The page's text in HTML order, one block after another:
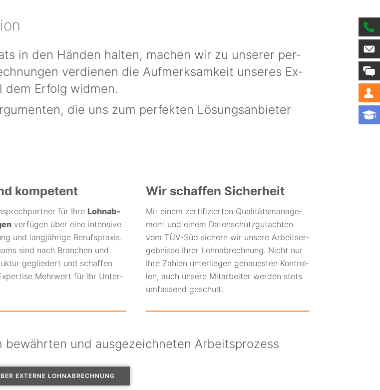
in den Händen halten, machen wir zu unserer per­
ver­dienen die Auf­merk­sam­keit unseres Ex­
dem Er­folg widmen.
die uns zum per­fekten Lösungs­an­bieter
kompetent
für Ihre Lohn­­ab­
ver­fügen über eine intensive
und lang­­jährige Berufs­­praxis.
sind nach Branchen und
ge­gliedert und schaffen
Mehr­­wert für Ihr Unter­
Wir schaffen Sicher­heit
Mit einem zertifi­zierten Qua­litäts­­manage­­
ment und einem Daten­­schutzgut­achten
vom TÜV-Süd sichern wir unsere Arbeits­er­
geb­nisse Ihrer Lohn­­ab­rech­nung. Nicht nur
Ihre Zahlen unter­liegen genau­es­ten Kon­trol­
len, auch unsere Mit­­arbei­ter werden stets
um­­fassend geschult.
bewährten und aus­gezeich­neten Arbeits­prozess
EXTERNE LOHNABRECHNUNG